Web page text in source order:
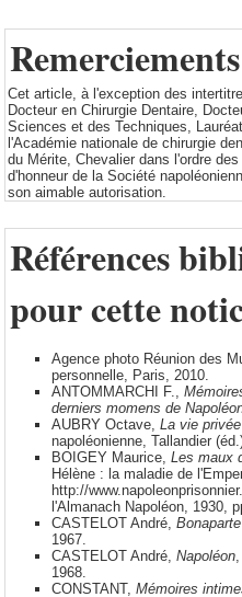
Remerciements
Cet article, à l'exception des
Docteur en Chirurgie Dentaire,
Sciences et des Techniques,
l'Académie nationale de chirurgie
du Mérite, Chevalier dans l'ordre
d'honneur de la Société
son aimable autorisation.
Références
pour cette
Agence photo Réunion des
personnelle, Paris, 2010.
ANTOMMARCHI F.,
derniers momens de
AUBRY Octave, La vie
napoléonienne, Tallandier
BOIGEY Maurice, Les maux
Hélène : la maladie de
http://
l'Almanach Napoléon, 1930,
CASTELOT André, Bonaparte
1967.
CASTELOT André, Napoléon
1968.
CONSTANT, Mémoires